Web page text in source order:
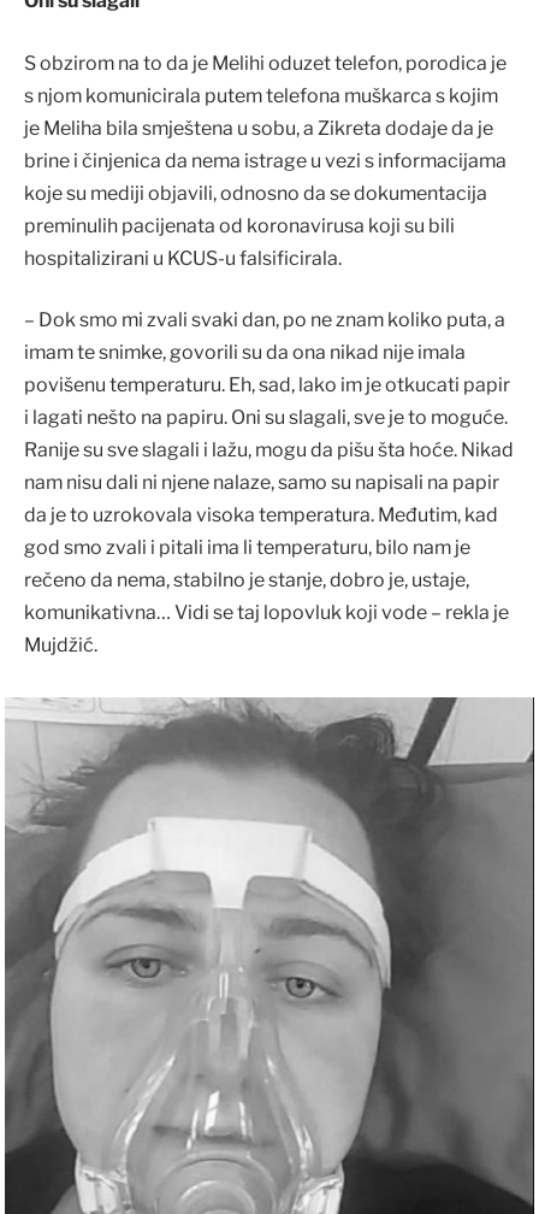
S obzirom na to da je Melihi oduzet telefon, porodica je
s njom komunicirala putem telefona muškarca s kojim
je Meliha bila smještena u sobu, a Zikreta dodaje da je
brine i činjenica da nema istrage u vezi s informacijama
koje su mediji objavili, odnosno da se dokumentacija
preminulih pacijenata od koronavirusa koji su bili
hospitalizirani u KCUS-u falsificirala.
– Dok smo mi zvali svaki dan, po ne znam koliko puta, a
imam te snimke, govorili su da ona nikad nije imala
povišenu temperaturu. Eh, sad, lako im je otkucati papir
i lagati nešto na papiru. Oni su slagali, sve je to moguće.
Ranije su sve slagali i lažu, mogu da pišu šta hoće. Nikad
nam nisu dali ni njene nalaze, samo su napisali na papir
da je to uzrokovala visoka temperatura. Međutim, kad
god smo zvali i pitali ima li temperaturu, bilo nam je
rečeno da nema, stabilno je stanje, dobro je, ustaje,
komunikativna… Vidi se taj lopovluk koji vode – rekla je
Mujdžić.